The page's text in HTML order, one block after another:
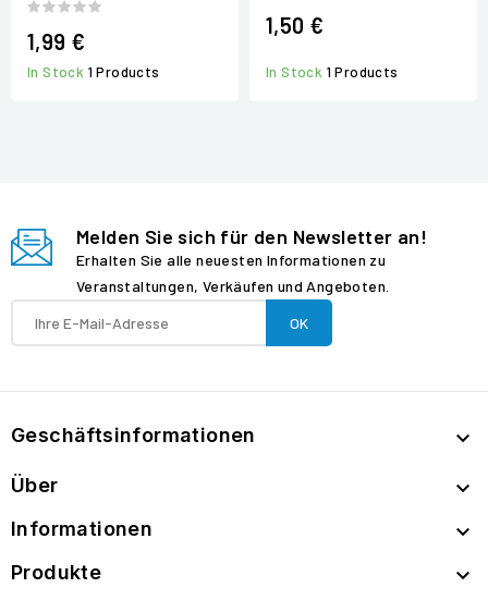
1,99 €
In Stock 1 Products
1,50 €
In Stock 1 Products
Melden Sie sich für den Newsletter an!
Erhalten Sie alle neuesten Informationen zu
Veranstaltungen, Verkäufen und Angeboten.
Geschäftsinformationen 
Über 
Informationen 
Produkte 